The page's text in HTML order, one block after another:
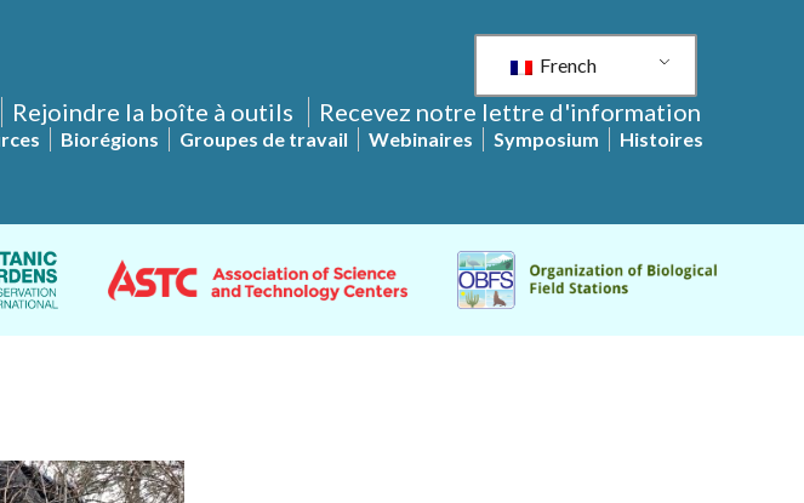
French
Rejoindre la boîte à outils Recevez notre lettre d'information
Biorégions Groupes de travail Webinaires Symposium Histoires